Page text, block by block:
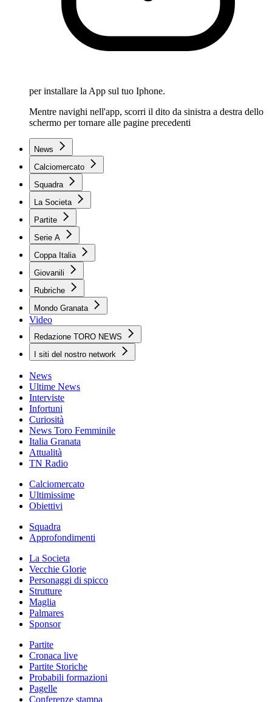
per installare la App sul tuo Iphone.
Mentre navighi nell'app, scorri il dito da sinistra a destra dello
schermo per tornare alle pagine precedenti
News
Calciomercato
Squadra
La Societa
Partite
Serie A
Coppa Italia
Giovanili
Rubriche
Mondo Granata
Video
Redazione TORO NEWS
I siti del nostro network
News
Ultime News
Interviste
Infortuni
Curiosità
News Toro Femminile
Italia Granata
Attualità
TN Radio
Calciomercato
Ultimissime
Obiettivi
Squadra
Approfondimenti
La Societa
Vecchie Glorie
Personaggi di spicco
Strutture
Maglia
Palmares
Sponsor
Partite
Cronaca live
Partite Storiche
Probabili formazioni
Pagelle
Conferenze stampa